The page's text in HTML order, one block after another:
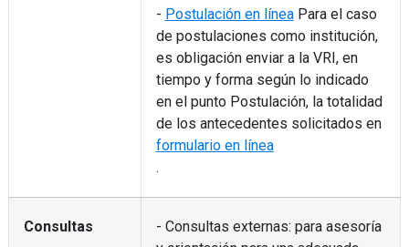
- Postulación en líneaPara el caso
de postulaciones como institución,
es obligación enviar a la VRI, en
tiempo y forma según lo indicado
en el punto Postulación, la totalidad
de los antecedentes solicitados en
formulario en línea
.
Consultas
- Consultas externas: para asesoría